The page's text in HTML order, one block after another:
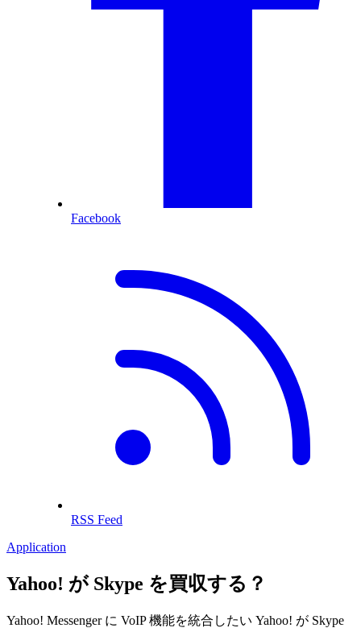
Facebook
RSS Feed
Application
Yahoo! が Skype を買収する？
Yahoo! Messenger に VoIP 機能を統合したい Yahoo! が Skype